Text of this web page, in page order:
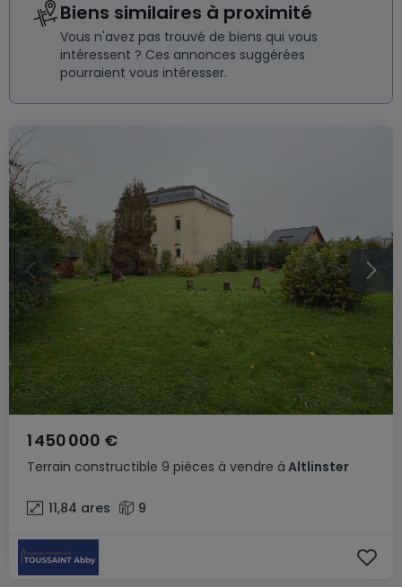
Biens similaires à proximité
Vous n'avez pas trouvé de biens qui vous
intéressent ? Ces annonces suggérées
pourraient vous intéresser.
Terrain constructible 9 pièces à vendre à Altlinster
1 450 000 €
11,84 ares 9